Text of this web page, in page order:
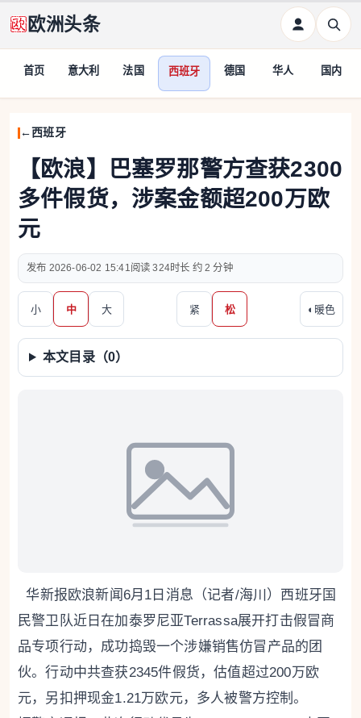
欧洲头条
首页 意大利 法国 西班牙 德国 华人 国内
西班牙
【欧浪】巴塞罗那警方查获2300
多件假货，涉案金额超200万欧
元
2026-06-02 15:41 324 约 2 分钟
小 中 大 紧 松 ◐ 暖色
本文目录（0）
华新报欧浪新闻6月1日消息（记者/海川）西班牙国
民警卫队近日在加泰罗尼亚Terrassa展开打击假冒商
品专项行动，成功捣毁一个涉嫌销售仿冒产品的团
伙。行动中共查获2345件假货，估值超过200万欧
元，另扣押现金1.21万欧元，多人被警方控制。